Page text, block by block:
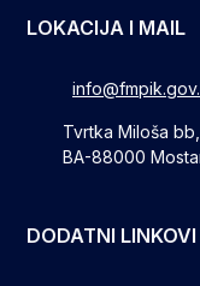
LOKACIJA I MAIL
Tvrtka Miloša bb,
BA-88000
DODATNI LINKOVI